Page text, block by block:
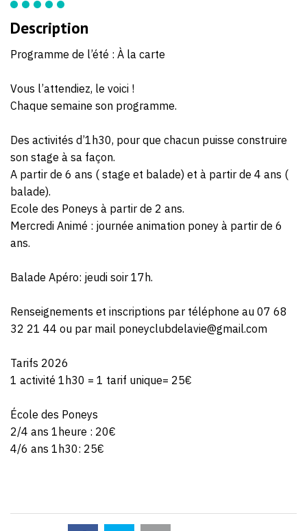
Description
Programme de l’été : À la carte
Vous l’attendiez, le voici !
Chaque semaine son programme.
Des activités d’1h30, pour que chacun puisse construire
son stage à sa façon.
A partir de 6 ans ( stage et balade) et à partir de 4 ans (
balade).
Ecole des Poneys à partir de 2 ans.
Mercredi Animé : journée animation poney à partir de 6
ans.
Balade Apéro: jeudi soir 17h.
Renseignements et inscriptions par téléphone au 07 68
32 21 44 ou par mail poneyclubdelavie@gmail.com
Tarifs 2026
1 activité 1h30 = 1 tarif unique= 25€
École des Poneys
2/4 ans 1heure : 20€
4/6 ans 1h30: 25€